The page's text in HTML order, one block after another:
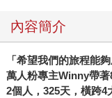
內容簡介
「希望我們的旅程能
萬人粉專主Winny帶著
2個人， 325天，橫跨4